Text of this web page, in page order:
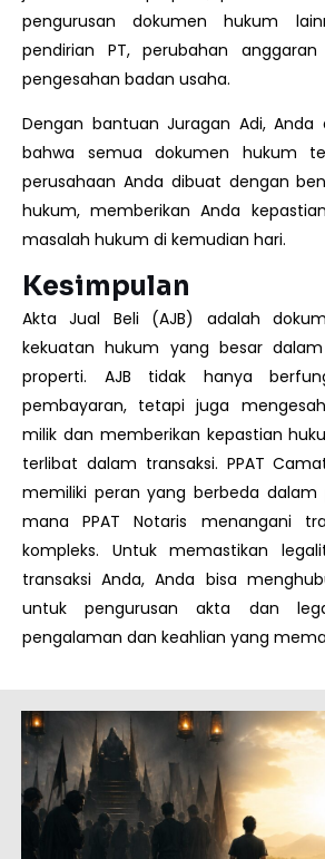
pengurusan dokumen hukum
pendirian PT, perubahan
pengesahan badan usaha.
Dengan bantuan Juragan Adi,
bahwa semua dokumen hukum
perusahaan Anda dibuat dengan
hukum, memberikan Anda
masalah hukum di kemudian hari.
Kesimpulan
Akta Jual Beli (AJB) adalah
kekuatan hukum yang besar
properti. AJB tidak hanya
pembayaran, tetapi juga
milik dan memberikan kepastian
terlibat dalam transaksi. PPAT
memiliki peran yang berbeda dalam
mana PPAT Notaris menangani
kompleks. Untuk memastikan
transaksi Anda, Anda bisa
untuk pengurusan akta dan
pengalaman dan keahlian yang
PagePagePagePage